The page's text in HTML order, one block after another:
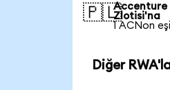
🇵🇱Accenture
Zlotisi'na
1 ACNon
Diğer